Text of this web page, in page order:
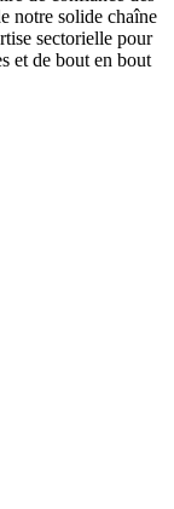
notre solide chaîne
sectorielle pour
et de bout en bout